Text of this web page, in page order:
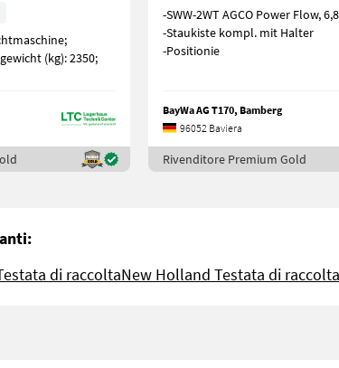
(kg): 2350;
-SWW-2WT AGCO Power Flow,
-Staukiste kompl. mit Halter
-Positionie
BayWa AG T170, Bamberg
96052 Baviera
Rivenditore Premium Gold
di raccoltaNew Holland Testata di raccolta